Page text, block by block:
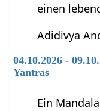
einen
Adidivya
04.10.2026 -
Yantras
Ein